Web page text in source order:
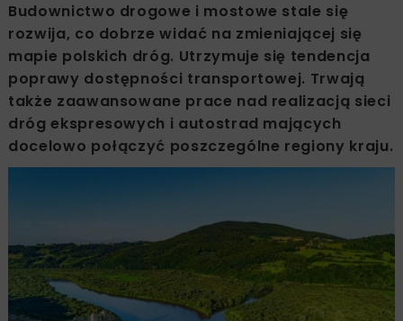
Budownictwo drogowe i mostowe stale się
rozwija, co dobrze widać na zmieniającej się
mapie polskich dróg. Utrzymuje się tendencja
poprawy dostępności transportowej. Trwają
także zaawansowane prace nad realizacją sieci
dróg ekspresowych i autostrad mających
docelowo połączyć poszczególne regiony kraju.